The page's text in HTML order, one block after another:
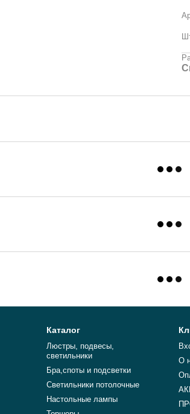
Каталог
Люстры, подвесы,
светильники
Бра,споты и подсветки
Светильники потолочные
Настольные лампы
О